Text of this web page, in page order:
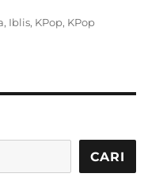
, Iblis, KPop, KPop
CARI